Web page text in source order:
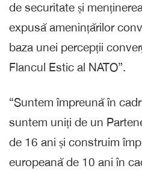
de securitate și
expusă amenințărilor
baza unei percepții
Flancul Estic al NATO”.
“Suntem împreună în
suntem uniți de un
de 16 ani și construim
europeană de 10 ani în